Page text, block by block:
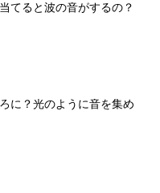
てると波の音がするの？
に？光のように音を集め